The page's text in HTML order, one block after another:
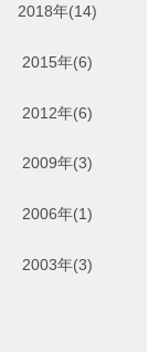
2018年(14)
2015年(6)
2012年(6)
2009年(3)
2006年(1)
2003年(3)